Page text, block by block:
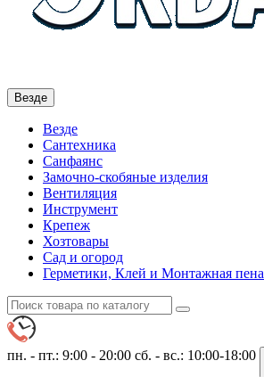
Везде
Везде
Сантехника
Санфаянс
Замочно-скобяные изделия
Вентиляция
Инструмент
Крепеж
Хозтовары
Сад и огород
Герметики, Клей и Монтажная пена
пн. - пт.: 9:00 - 20:00 сб. - вс.: 10:00-18:00